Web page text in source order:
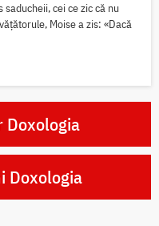
cei ce zic că nu
Moise a zis: «Dacă
Doxologia
Doxologia